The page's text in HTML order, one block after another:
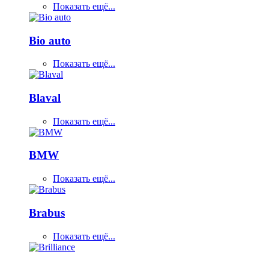
Показать ещё...
Bio auto
Показать ещё...
Blaval
Показать ещё...
BMW
Показать ещё...
Brabus
Показать ещё...